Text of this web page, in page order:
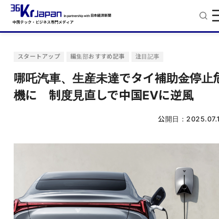
スタートアップ 編集部おすすめ記事 注目記事
哪吒汽車、生産未達でタイ補助金停止
機に 制度見直しで中国EVに逆風
公開日：